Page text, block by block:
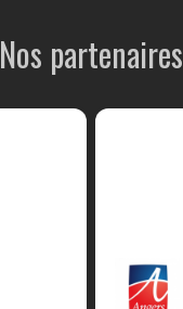
Nos partenaires